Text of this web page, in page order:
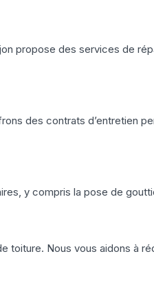
propose des services de
des contrats d’entretien
y compris la pose de
Nous vous aidons à